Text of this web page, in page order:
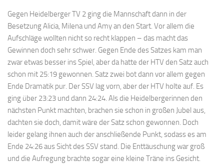
Gegen Heidelberger TV 2 ging die Mannschaft dann in der
Besetzung Alicia, Milena und Amy an den Start. Vor allem die
Aufschläge wollten nicht so recht klappen – das macht das
Gewinnen doch sehr schwer. Gegen Ende des Satzes kam man
zwar etwas besser ins Spiel, aber da hatte der HTV den Satz auch
schon mit 25:19 gewonnen. Satz zwei bot dann vor allem gegen
Ende Dramatik pur. Der SSV lag vorn, aber der HTV holte auf. Es
ging über 23:23 und dann 24:24. Als die Heidelbergerinnen den
nächsten Punkt machten, brachen sie schon in großen Jubel aus,
dachten sie doch, damit wäre der Satz schon gewonnen. Doch
leider gelang ihnen auch der anschließende Punkt, sodass es am
Ende 24:26 aus Sicht des SSV stand. Die Enttäuschung war groß
und die Aufregung brachte sogar eine kleine Träne ins Gesicht.